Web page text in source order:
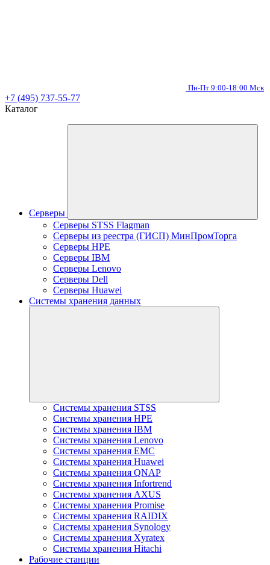
Пн-Пт 9:00-18:00 Мск
+7 (495) 737-55-77
Каталог
Серверы
Серверы STSS Flagman
Серверы из реестра (ГИСП) МинПромТорга
Серверы HPE
Серверы IBM
Серверы Lenovo
Серверы Dell
Серверы Huawei
Системы хранения данных
Системы хранения STSS
Системы хранения HPE
Системы хранения IBM
Системы хранения Lenovo
Системы хранения EMC
Системы хранения Huawei
Системы хранения QNAP
Системы хранения Infortrend
Системы хранения AXUS
Системы хранения Promise
Системы хранения RAIDIX
Системы хранения Synology
Системы хранения Xyratex
Системы хранения Hitachi
Рабочие станции